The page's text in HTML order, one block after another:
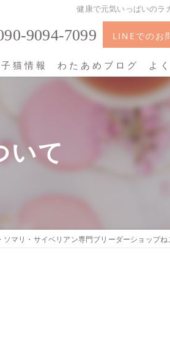
健康で元気いっぱいのラ
9094-7099 LINEでのお
で
子猫情報 わたあめブログ よ
いて
ソマリ・サイベリアン専門ブリーダーショップね